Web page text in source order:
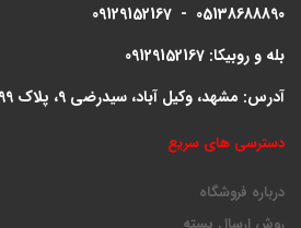
09129152167 - 05138688890
بله و روبیکا: 09129152167
آدرس: مشهد، وکیل آباد، سیدرضی 9، پلاک 199
دسترسی های سریع
درباره فروشگاه